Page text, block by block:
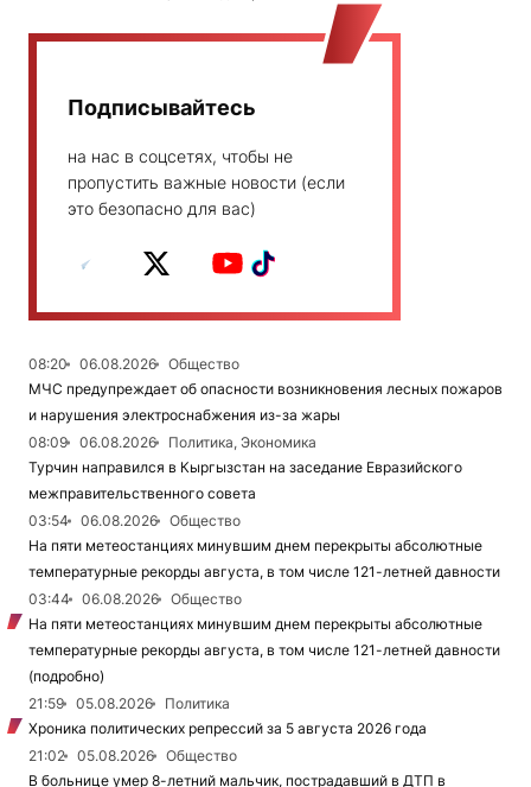
Подписывайтесь
на нас в соцсетях, чтобы не
пропустить важные новости (если
это безопасно для вас)
08:20 06.08.2026
Общество
МЧС предупреждает об опасности возникновения лесных пожаров
и нарушения электроснабжения из-за жары
08:09
06.08.2026
Политика, Экономика
Турчин направился в Кыргызстан на заседание Евразийского
межправительственного совета
03:54
06.08.2026
Общество
На пяти метеостанциях минувшим днем перекрыты абсолютные
температурные рекорды августа, в том числе 121-летней давности
03:44
06.08.2026
Общество
На пяти метеостанциях минувшим днем перекрыты абсолютные
температурные рекорды августа, в том числе 121-летней давности
(подробно)
21:59
05.08.2026
Политика
Хроника политических репрессий за 5 августа 2026 года
21:02
05.08.2026
Общество
В больнице умер 8-летний мальчик, пострадавший в ДТП в